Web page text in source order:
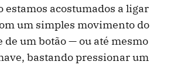
estamos acostumados a ligar
um simples movimento do
de um botão — ou até mesmo
bastando pressionar um